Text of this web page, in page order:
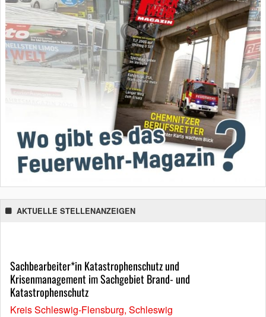
AKTUELLE STELLENANZEIGEN
Sachbearbeiter*in Katastrophenschutz und
Krisenmanagement im Sachgebiet Brand- und
Katastrophenschutz
Kreis Schleswig-Flensburg, Schleswig